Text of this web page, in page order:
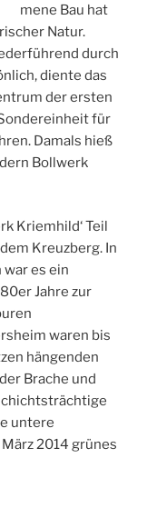
mene Bau hat
Natur.
durch
diente das
der ersten
für
Damals hieß
Bollwerk
Kriemhild‘ Teil
Kreuzberg. In
es ein
Jahre zur
waren bis
hängenden
Brache und
untere
2014 grünes